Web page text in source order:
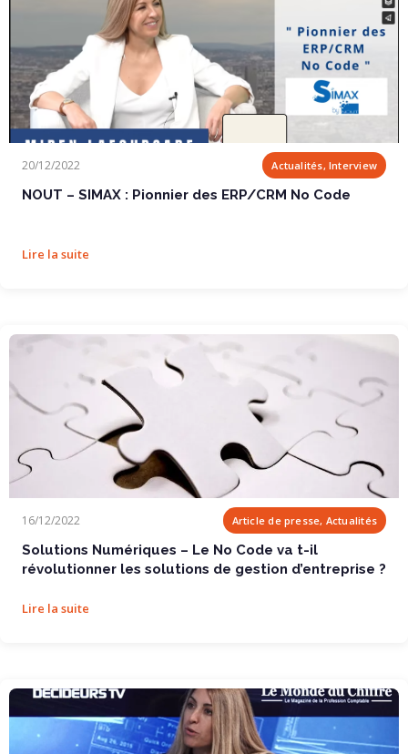
20/12/2022 Actualités, Interview
NOUT – SIMAX : Pionnier des ERP/CRM No Code
Lire la suite
Solutions Numériques – Le No Code va t-il...
16/12/2022 Article de presse, Actualités
Solutions Numériques – Le No Code va t-il
révolutionner les solutions de gestion d’entreprise ?
Lire la suite